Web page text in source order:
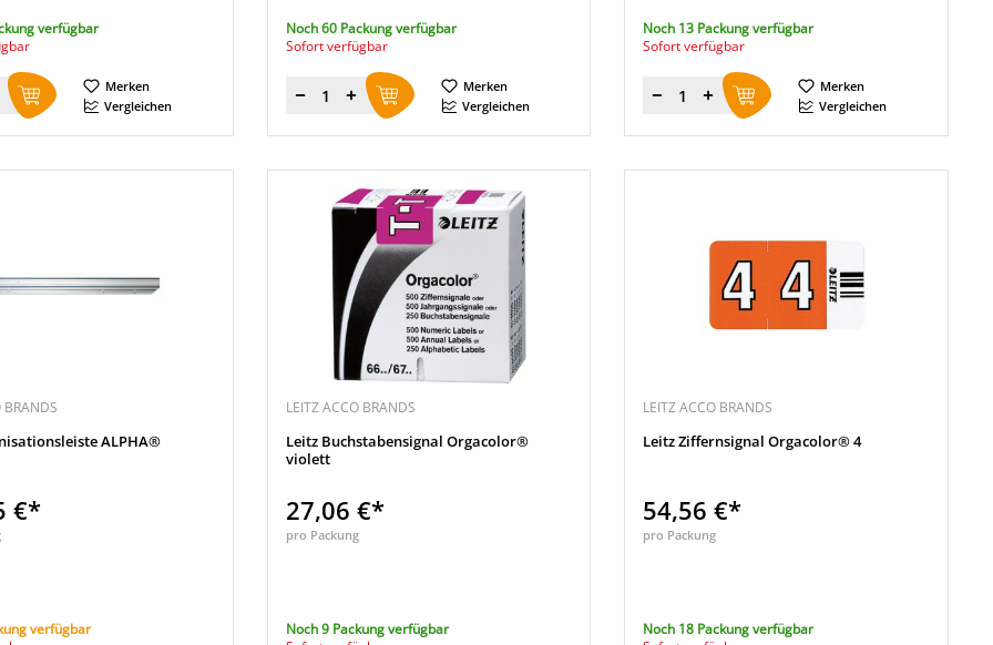
verfügbar
Merken
Vergleichen
Noch 60 Packung verfügbar
Sofort verfügbar
Menge
Merken
Vergleichen
Noch 13 Packung verfügbar
Sofort verfügbar
Menge
Merken
Vergleichen
BRANDS
ALPHA®
€*
verfügbar
LEITZ ACCO BRANDS
Leitz Buchstabensignal Orgacolor®
violett
27,06 €*
pro Packung
Noch 9 Packung verfügbar
LEITZ ACCO BRANDS
Leitz Ziffernsignal Orgacolor® 4
54,56 €*
pro Packung
Noch 18 Packung verfügbar